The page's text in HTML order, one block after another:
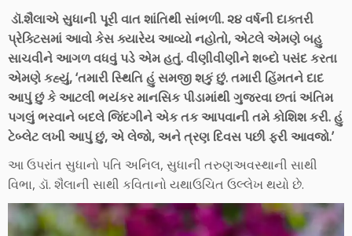
ડૉ.શૈલાએ સુધાની પૂરી વાત શાંતિથી સાંભળી. ૨૪ વર્ષની દાક્તરી
પ્રેક્ટિસમાં આવો કેસ ક્યારેય આવ્યો નહોતો, એટલે એમણે બહુ
સાચવીને આગળ વધવું પડે એમ હતું. વીણીવીણીને શબ્દો પસંદ કરતા
એમણે કહ્યું, ‘તમારી સ્થિતિ હું સમજી શકું છું. તમારી હિંમતને દાદ
આપું છું કે આટલી ભયંકર માનસિક પીડામાંથી ગુજરવા છતાં અંતિમ
પગલું ભરવાને બદલે જિંદગીને એક તક આપવાની તમે કોશિશ કરી. હું
ટેબ્લેટ લખી આપું છું, એ લેજો, અને ત્રણ દિવસ પછી ફરી આવજો.’
આ ઉપરાંત સુધાનો પતિ અનિલ, સુધાની તરુણઅવસ્થાની સાથી
વિભા, ડૉ. શૈલાની સાથી કવિતાનો યથાઉચિત ઉલ્લેખ થયો છે.